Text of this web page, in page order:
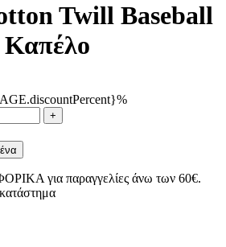
Twill Baseball
Καπέλο
+
για παραγγελίες άνω των 60€.